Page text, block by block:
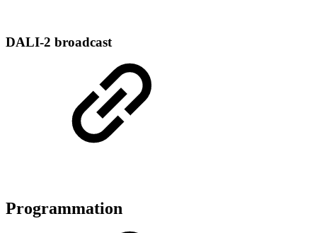
DALI-2 broadcast
Programmation